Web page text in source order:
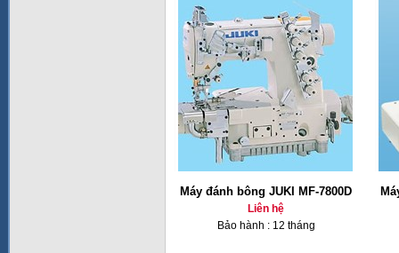
Máy đánh bông JUKI MF-7800D
Liên hệ
Bảo hành : 12 tháng